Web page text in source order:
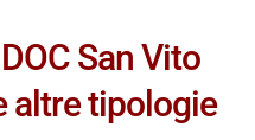
San Vito
altre tipologie